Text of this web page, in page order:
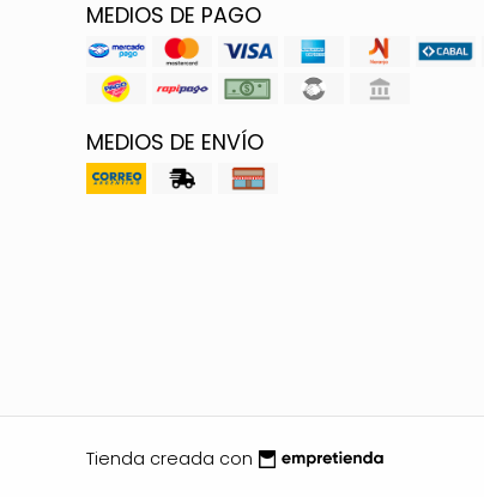
MEDIOS DE PAGO
MEDIOS DE ENVÍO
Tienda creada con